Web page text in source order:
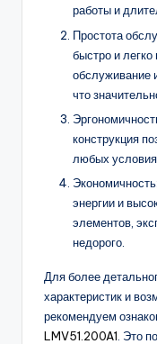
работы и
Простота
быстро и легко
обслуживание
что
конструкция
любых
энергии и
элементов,
недорого.
Для более
характеристик и
рекомендуем
LMV51.200A1 . Это